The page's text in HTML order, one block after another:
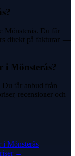
Mönsterås. Du får
direkt på fakturan —
i Mönsterås?
Du får anbud från
recensioner och
i Mönsterås
→